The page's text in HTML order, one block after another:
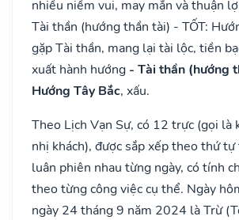
nhiều niềm vui, may mắn và thuận
Tài thần (hướng thần tài) - TỐT:
gặp Tài thần, mang lại tài lộc, tiền
xuất hành hướng - Tài thần (hướng
Hướng Tây Bắc, xấu.
Theo Lịch Vạn Sự, có 12 trực (gọi là
nhị khách), được sắp xếp theo thứ tự
luân phiên nhau từng ngày, có tính
theo từng công việc cụ thể. Ngày
ngày 24 tháng 9 năm 2024 là Trừ